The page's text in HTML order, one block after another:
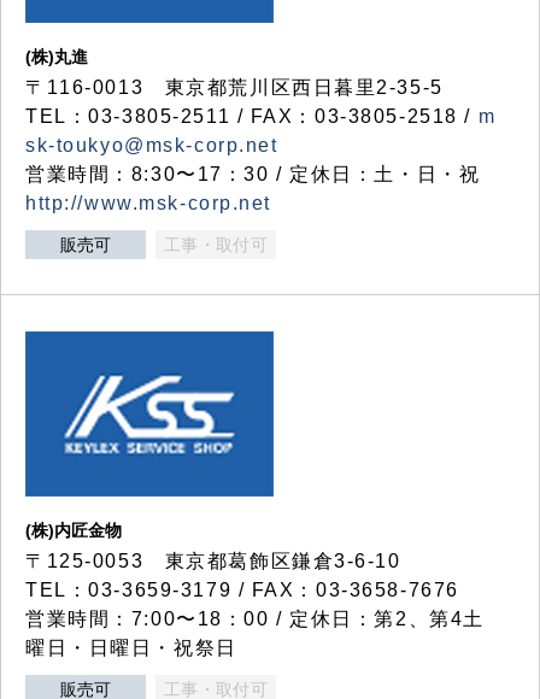
(株)丸進
〒116-0013 東京都荒川区西日暮里2-35-5
TEL：03-3805-2511 / FAX：03-3805-2518 / m
sk-toukyo@msk-corp.net
営業時間：8:30〜17：30 / 定休日：土・日・祝
http://www.msk-corp.net
販売可 工事・取付可
(株)内匠金物
〒125-0053 東京都葛飾区鎌倉3-6-10
TEL：03-3659-3179 / FAX：03-3658-7676
営業時間：7:00〜18：00 / 定休日：第2、第4土
曜日・日曜日・祝祭日
販売可 工事・取付可